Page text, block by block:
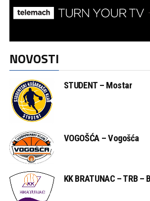
NOVOSTI
STUDENT – Mostar
VOGOŠĆA – Vogošća
KK BRATUNAC – TRB –